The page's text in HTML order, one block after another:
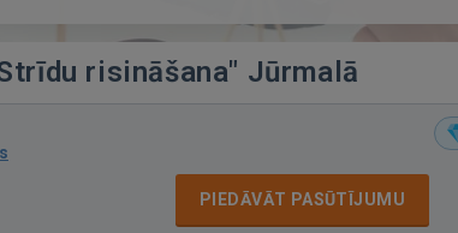
risināšana" Jūrmalā
PIEDĀVĀT PASŪTĪJUMU